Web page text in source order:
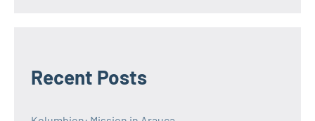
Recent Posts